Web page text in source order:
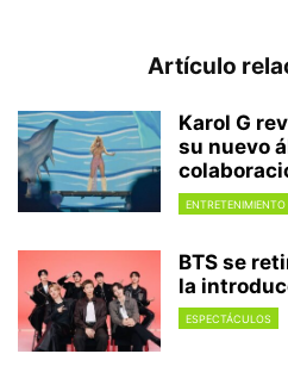
Artículo
Karol G
su nuevo
ENTRETENIMIENTO
BTS se
la
ESPECTÁCULOS